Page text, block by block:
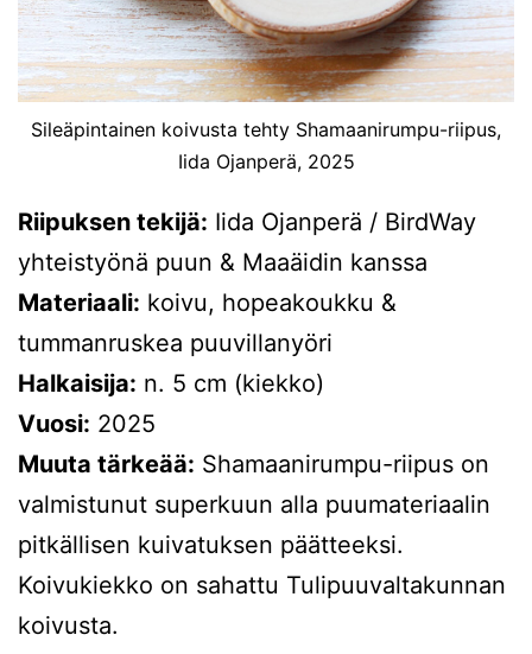
Sileäpintainen koivusta tehty Shamaanirumpu-riipus,
Iida Ojanperä, 2025
Riipuksen tekijä: Iida Ojanperä / BirdWay
yhteistyönä puun & Maaäidin kanssa
Materiaali: koivu, hopeakoukku &
tummanruskea puuvillanyöri
Halkaisija: n. 5 cm (kiekko)
Vuosi: 2025
Muuta tärkeää: Shamaanirumpu-riipus on
valmistunut superkuun alla puumateriaalin
pitkällisen kuivatuksen päätteeksi.
Koivukiekko on sahattu Tulipuuvaltakunnan
koivusta.